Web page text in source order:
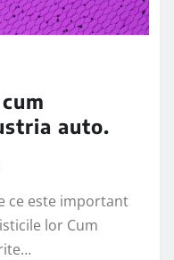
auto.
ce este important
lor Cum